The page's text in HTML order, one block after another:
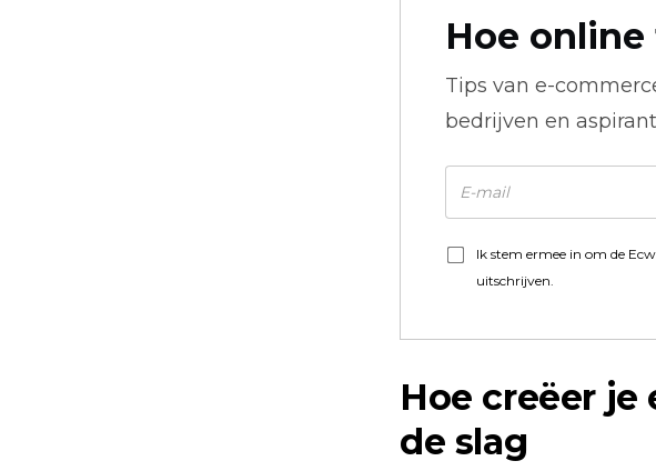
Hoe
Tips van e-
bedrijven en
Ik stem ermee in om de
uitschrijven.
Hoe creëer
de slag